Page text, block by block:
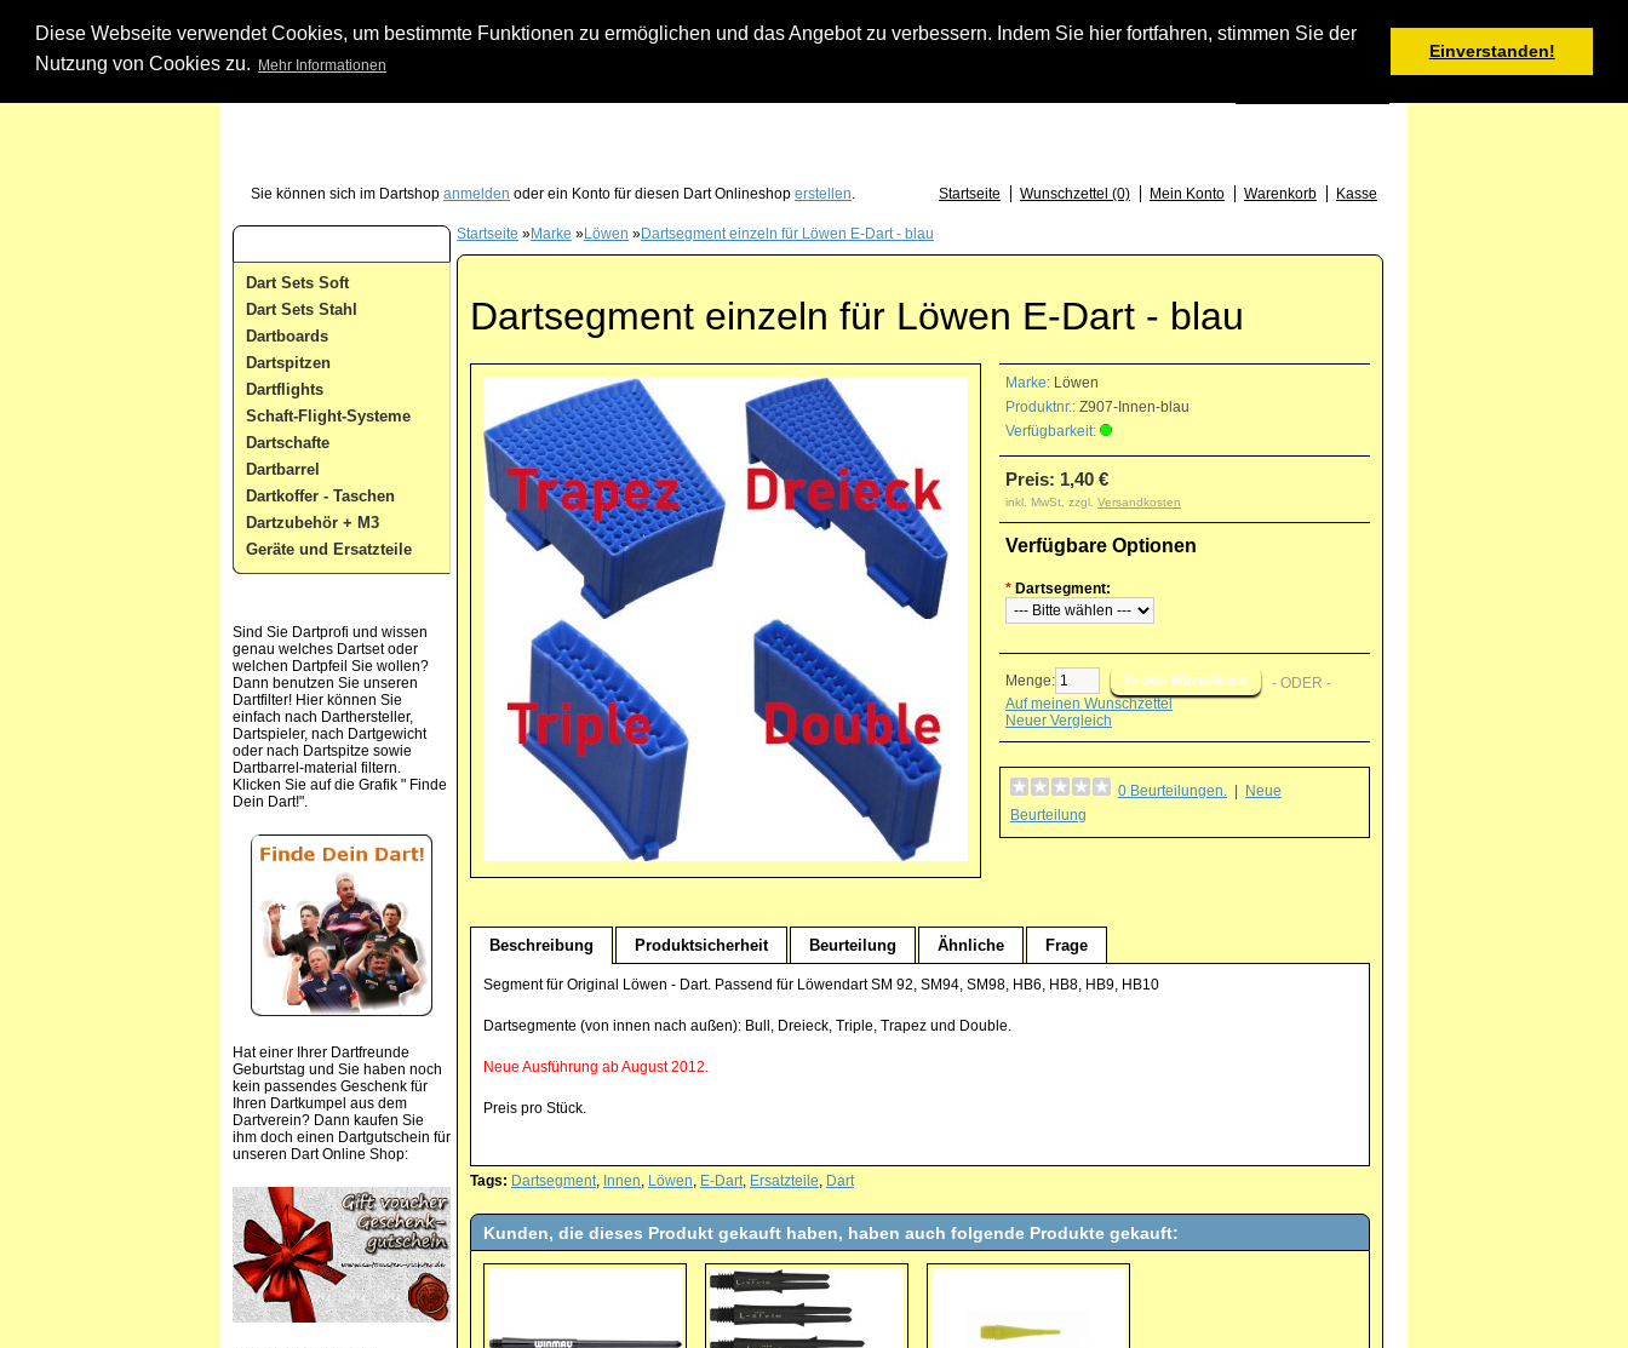
Diese Webseite verwendet Cookies, um bestimmte Funktionen zu ermöglichen und das Angebot zu verbessern. Indem Sie hier fortfahren, stimmen Sie der
Nutzung von Cookies zu.
Mehr Informationen
Einverstanden!
Warenkorb
Sie können sich im Dartshop anmelden oder ein Konto für diesen Dart Onlineshop erstellen. Startseite Wunschzettel (0) Mein Konto Warenkorb Kasse
Dart Sets Soft
Dart Sets Stahl
Dartboards
Dartspitzen
Dartflights
Schaft-Flight-Systeme
Dartschafte
Dartbarrel
Dartkoffer - Taschen
Dartzubehör + M3
Geräte und Ersatzteile
Sind Sie Dartprofi und wissen
genau welches Dartset oder
welchen Dartpfeil Sie wollen?
Dann benutzen Sie unseren
Dartfilter! Hier können Sie
einfach nach Darthersteller,
Dartspieler, nach Dartgewicht
oder nach Dartspitze sowie
Dartbarrel-material filtern.
Klicken Sie auf die Grafik " Finde
Dein Dart!".
Hat einer Ihrer Dartfreunde
Geburtstag und Sie haben noch
kein passendes Geschenk für
Ihren Dartkumpel aus dem
Dartverein? Dann kaufen Sie
ihm doch einen Dartgutschein für
unseren Dart Online Shop:
Startseite »Marke »Löwen »Dartsegment einzeln für Löwen E-Dart - blau
Dartsegment einzeln für Löwen E-Dart - blau
Marke: Löwen
Produktnr.: Z907-Innen-blau
Verfügbarkeit:
Preis: 1,40 €
inkl. MwSt, zzgl. Versandkosten
Verfügbare Optionen
* Dartsegment:
Menge:
- ODER -
Auf meinen Wunschzettel
Neuer Vergleich
0 Beurteilungen.
Neue
Beurteilung
Beschreibung Produktsicherheit Beurteilung Ähnliche Frage
Segment für Original Löwen - Dart. Passend für Löwendart SM 92, SM94, SM98, HB6, HB8, HB9, HB10
Dartsegmente (von innen nach außen): Bull, Dreieck, Triple, Trapez und Double.
Neue Ausführung ab August 2012.
Preis pro Stück.
Tags: Dartsegment, Innen, Löwen, E-Dart, Ersatzteile, Dart
Kunden, die dieses Produkt gekauft haben, haben auch folgende Produkte gekauft: